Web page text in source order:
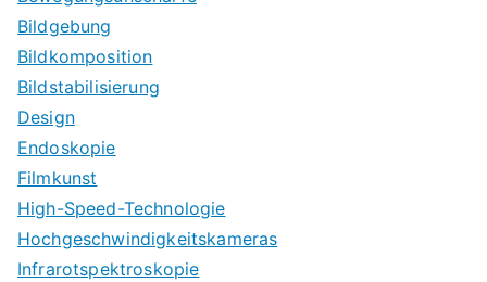
Bildgebung
Bildkomposition
Bildstabilisierung
Design
Endoskopie
Filmkunst
High-Speed-Technologie
Hochgeschwindigkeitskameras
Infrarotspektroskopie